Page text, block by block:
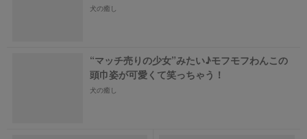
犬の癒し
“マッチ売りの少女”みたい♪モフモフわんこの
頭巾姿が可愛くて笑っちゃう！
犬の癒し